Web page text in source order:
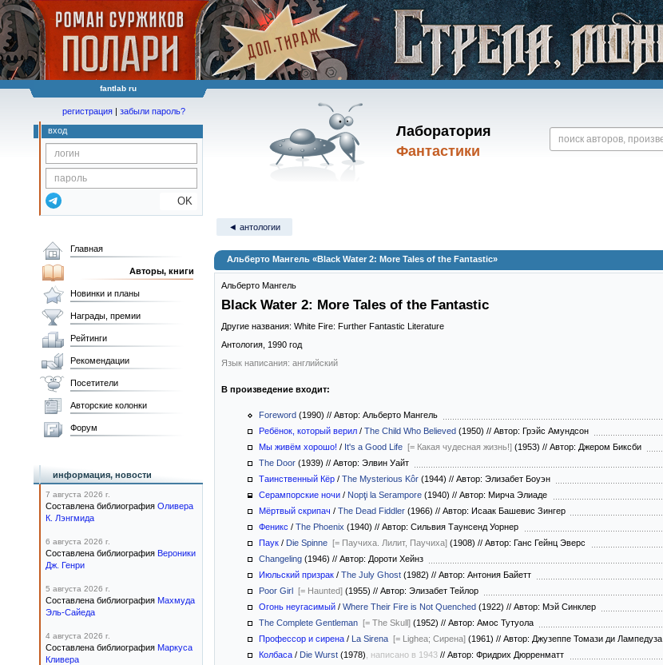
fantlab ru
Лаборатория
Фантастики
регистрация | забыли пароль?
вход
OK
◄ антологии
Альберто Мангель «Black Water 2: More Tales of the Fantastic»
Альберто Мангель
Black Water 2: More Tales of the Fantastic
Другие названия: White Fire: Further Fantastic Literature
Антология, 1990 год
Язык написания: английский
В произведение входит:
Foreword (1990) // Автор: Альберто Мангель
Ребёнок, который верил / The Child Who Believed (1950) // Автор: Грэйс Амундсон
Мы живём хорошо! / It's a Good Life [= Какая чудесная жизнь!] (1953) // Автор: Джером Биксби
The Door (1939) // Автор: Элвин Уайт
Таинственный Кёр / The Mysterious Kôr (1944) // Автор: Элизабет Боуэн
Серампорские ночи / Nopţi la Serampore (1940) // Автор: Мирча Элиаде
Мёртвый скрипач / The Dead Fiddler (1966) // Автор: Исаак Башевис Зингер
Феникс / The Phoenix (1940) // Автор: Сильвия Таунсенд Уорнер
Паук / Die Spinne [= Паучиха. Лилит, Паучиха] (1908) // Автор: Ганс Гейнц Эверс
Changeling (1946) // Автор: Дороти Хейнз
Июльский призрак / The July Ghost (1982) // Автор: Антония Байетт
Poor Girl [= Haunted] (1955) // Автор: Элизабет Тейлор
Огонь неугасимый / Where Their Fire is Not Quenched (1922) // Автор: Мэй Синклер
The Complete Gentleman [= The Skull] (1952) // Автор: Амос Тутуола
Профессор и сирена / La Sirena [= Lighea; Сирена] (1961) // Автор: Джузеппе Томази ди Лампедуза
Колбаса / Die Wurst (1978) , написано в 1943 // Автор: Фридрих Дюрренматт
Главная
Авторы, книги
Новинки и планы
Награды, премии
Рейтинги
Рекомендации
Посетители
Авторские колонки
Форум
информация, новости
7 августа 2026 г.
Составлена библиография Оливера
К. Лэнгмида
6 августа 2026 г.
Составлена библиография Вероники
Дж. Генри
5 августа 2026 г.
Составлена библиография Махмуда
Эль-Сайеда
4 августа 2026 г.
Составлена библиография Маркуса
Кливера